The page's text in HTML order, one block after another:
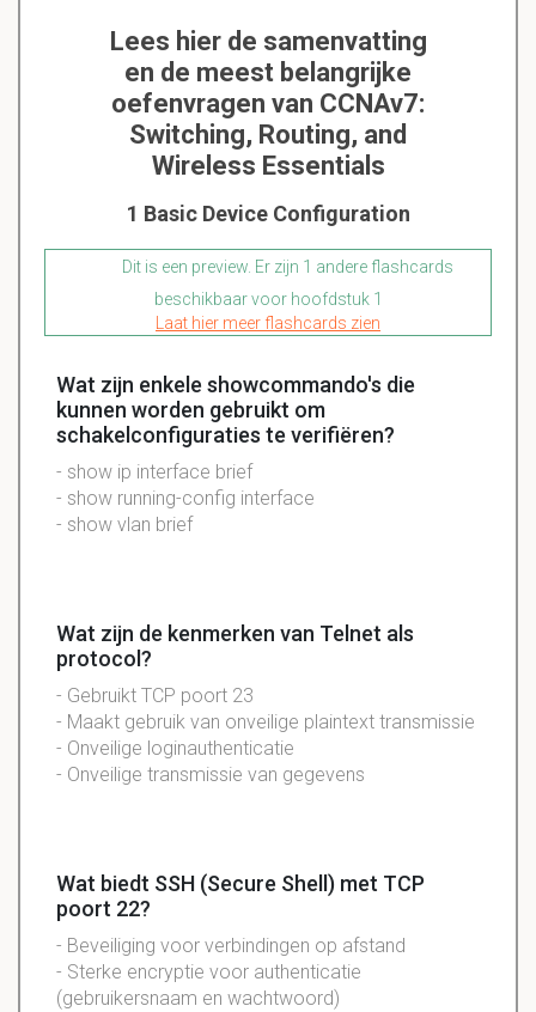
Lees hier de samenvatting
en de meest belangrijke
oefenvragen van CCNAv7:
Switching, Routing, and
Wireless Essentials
1 Basic Device Configuration
Dit is een preview. Er zijn 1 andere flashcards
beschikbaar voor hoofdstuk 1
Laat hier meer flashcards zien
Wat zijn enkele showcommando's die
kunnen worden gebruikt om
schakelconfiguraties te verifiëren?
- show ip interface brief
- show running-config interface
- show vlan brief
Wat zijn de kenmerken van Telnet als
protocol?
- Gebruikt TCP poort 23
- Maakt gebruik van onveilige plaintext transmissie
- Onveilige loginauthenticatie
- Onveilige transmissie van gegevens
Wat biedt SSH (Secure Shell) met TCP
poort 22?
- Beveiliging voor verbindingen op afstand
- Sterke encryptie voor authenticatie
(gebruikersnaam en wachtwoord)